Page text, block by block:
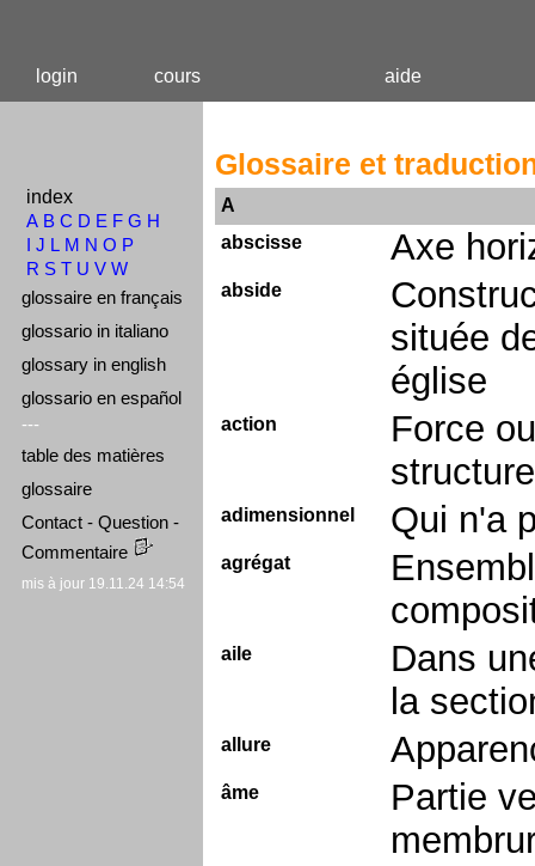
login cours aide
index
A B C D E F G H
I J L M N O P
R S T U V W
glossaire en français
glossario in italiano
glossary in english
glossario en español
---
table des matières
glossaire
Contact - Question -
Commentaire
mis à jour 19.11.24 14:54
Glossaire et
A
abscisse
Axe
abside
située
église
action
Force
structure
adimensionnel Qui n'a
agrégat
aile
Dans
la
allure
âme
Partie